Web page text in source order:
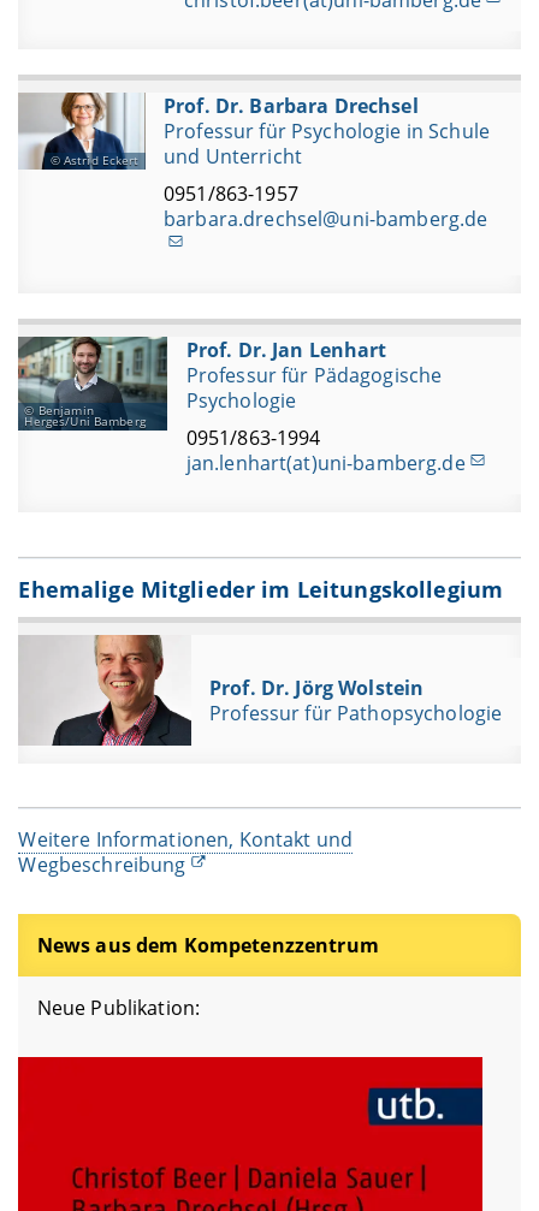
Astrid Eckert
Prof. Dr. Barbara Drechsel
Professur für Psychologie in Schule
und Unterricht
0951/863-1957
barbara.drechsel@uni-bamberg.de
Benjamin
Herges/Uni Bamberg
Prof. Dr. Jan Lenhart
Professur für Pädagogische
Psychologie
0951/863-1994
jan.lenhart(at)uni-bamberg.de
Ehemalige Mitglieder im Leitungskollegium
Prof. Dr. Jörg Wolstein
Professur für Pathopsychologie
Weitere Informationen, Kontakt und
Wegbeschreibung
News aus dem Kompetenzzentrum
Neue Publikation: